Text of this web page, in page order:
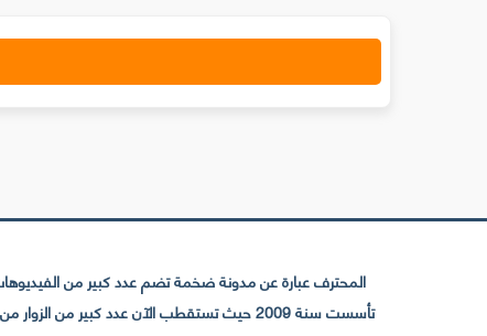
المحترف عبارة عن مدونة ضخمة تضم عدد كبير من